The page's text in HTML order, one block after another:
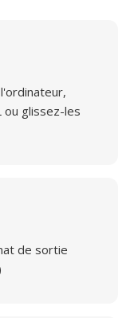
ou glissez-les
de sortie